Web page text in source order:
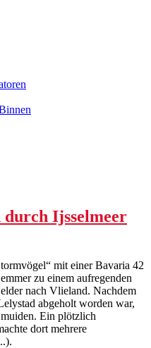
durch Ijsselmeer
mit einer Bavaria 42
zu einem aufregenden
nach Vlieland. Nachdem
abgeholt worden war,
Ein plötzlich
dort mehrere